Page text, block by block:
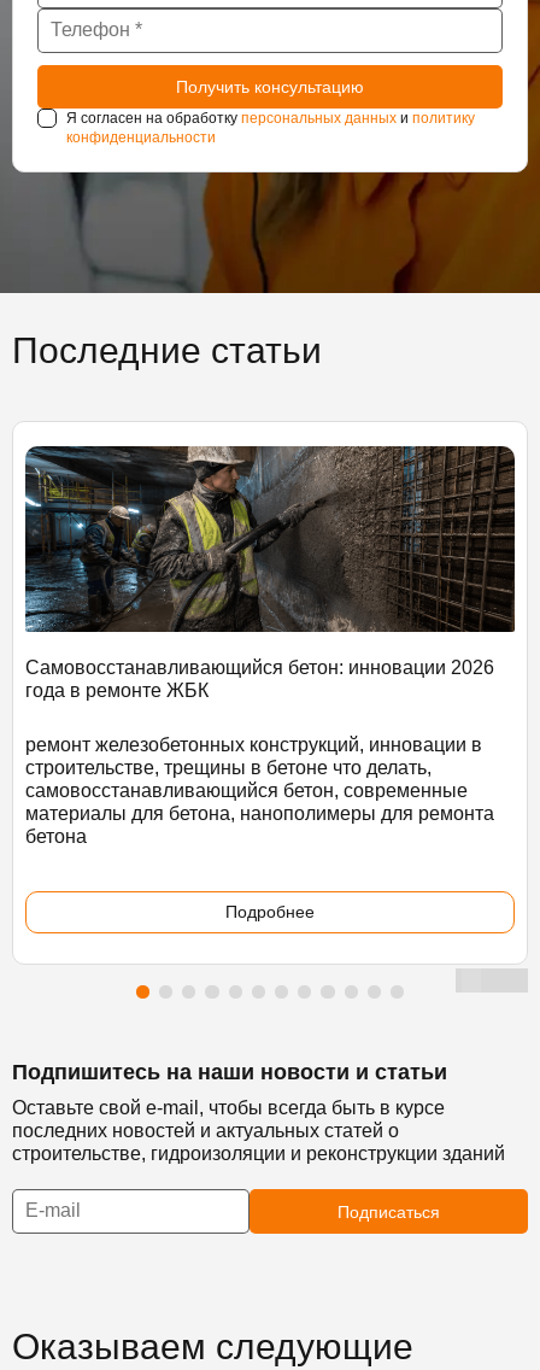
Я согласен на обработку персональных данных и политику
конфиденциальности
Последние статьи
Самовосстанавливающийся бетон: инновации 2026
года в ремонте ЖБК
ремонт железобетонных конструкций, инновации в
строительстве, трещины в бетоне что делать,
самовосстанавливающийся бетон, современные
материалы для бетона, нанополимеры для ремонта
бетона
Подробнее
Подпишитесь на наши новости и статьи
Оставьте свой e-mail, чтобы всегда быть в курсе
последних новостей и актуальных статей о
строительстве, гидроизоляции и реконструкции зданий
Подписаться
Оказываем следующие